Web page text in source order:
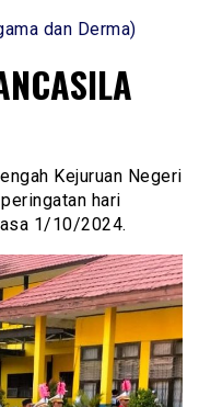
dan Derma)
Kejuruan Negeri
hari
1/10/2024.